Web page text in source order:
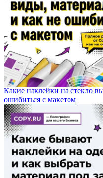
Какие наклейки на стекло
ошибиться с макетом